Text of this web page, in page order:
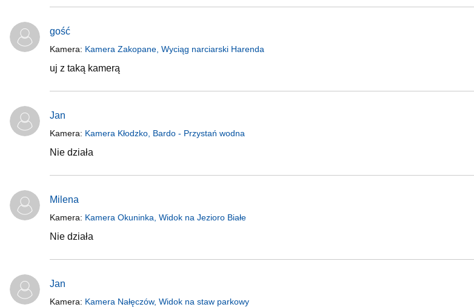
gość
Kamera: Kamera Zakopane, Wyciąg narciarski Harenda
uj z taką kamerą
Jan
Kamera: Kamera Kłodzko, Bardo - Przystań wodna
Nie działa
Milena
Kamera: Kamera Okuninka, Widok na Jezioro Białe
Nie działa
Jan
Kamera: Kamera Nałęczów, Widok na staw parkowy